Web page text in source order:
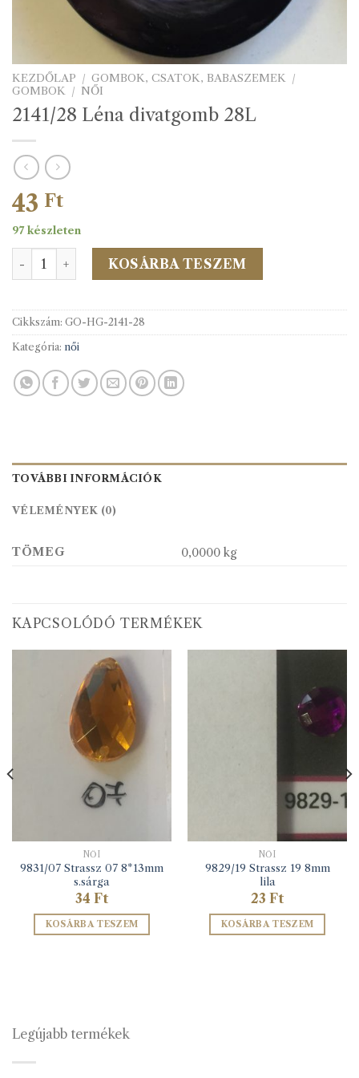
KEZDŐLAP / GOMBOK, CSATOK, BABASZEMEK /
GOMBOK / NŐI
2141/28 Léna divatgomb 28L
43 Ft
97 készleten
2141/28 Léna divatgomb 28L mennyiség
KOSÁRBA TESZEM
Cikkszám: GO-HG-2141-28
Kategória: női
TOVÁBBI INFORMÁCIÓK
VÉLEMÉNYEK (0)
TÖMEG 0,0000 kg
KAPCSOLÓDÓ TERMÉKEK
NŐI
9831/07 Strassz 07 8*13mm
s.sárga
34 Ft
KOSÁRBA TESZEM
NŐI
9829/19 Strassz 19 8mm
lila
23 Ft
KOSÁRBA TESZEM
Legújabb termékek